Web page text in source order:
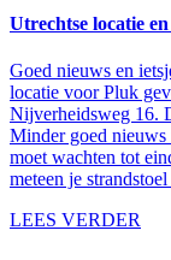
Utrechtse locatie
Goed nieuws en
locatie voor Pluk
Nijverheidsweg 16.
Minder goed nieuws
moet wachten tot
meteen je
LEES VERDER